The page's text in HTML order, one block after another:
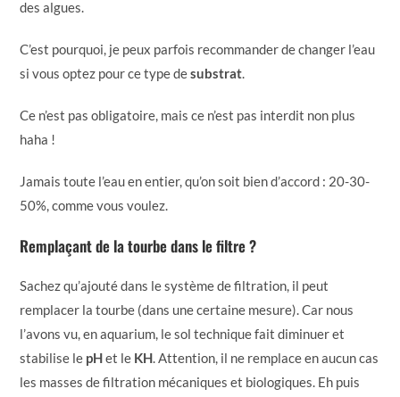
des algues.
C’est pourquoi, je peux parfois recommander de changer l’eau
si vous optez pour ce type desubstrat.
Ce n’est pas obligatoire, mais ce n’est pas interdit non plus
haha !
Jamais toute l’eau en entier, qu’on soit bien d’accord : 20-30-
50%, comme vous voulez.
Remplaçant de la tourbe dans le filtre ?
Sachez qu’ajouté dans le système de filtration, il peut
remplacer la tourbe (dans une certaine mesure). Car nous
l’avons vu, en aquarium, le sol technique fait diminuer et
stabilise le pHet le KH. Attention, il ne remplace en aucun cas
les masses de filtration mécaniques et biologiques. Eh puis